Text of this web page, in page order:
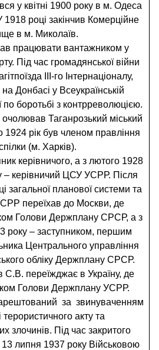
у квітні 1900 року в м. Одеса
1918 році закінчив Комерційне
в м. Миколаїв.
працювати вантажником у
Під час громадянської війни
ІІІ-го Інтернаціоналу,
Донбасі у Всеукраїнській
по боротьбі з контрреволюцією.
Таганрозький міський
рік був членом правління
(м. Харків).
керівничого, а з лютого 1928
– керівничий ЦСУ УСРР. Після
загальної планової системи та
переїхав до Москви, де
Голови Держплану СРСР, а з
року – заступником, першим
Центрального управління
обліку Держплану СРСР.
С.В. переїжджає в Україну, де
Голови Держплану УСРР.
за звинуваченням
терористичного акту та
злочинів. Під час закритого
13 липня 1937 року Військовою